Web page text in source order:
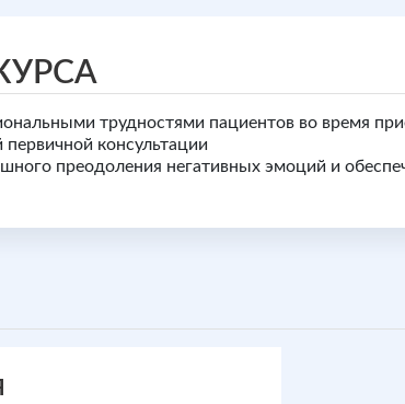
трудностями пациентов во время
консультации
преодоления негативных эмоций и